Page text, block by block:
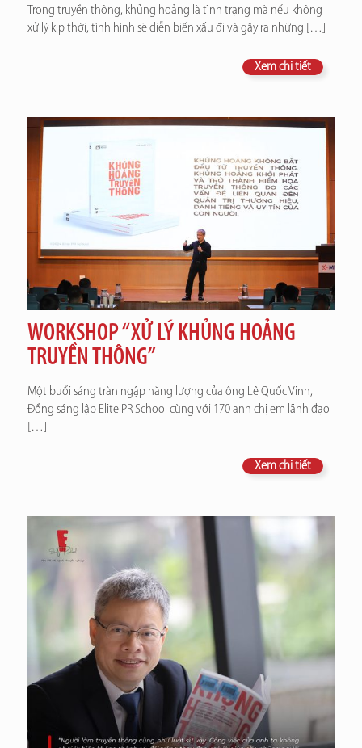
Trong truyền thông, khủng hoảng là tình trạng mà nếu không
xử lý kịp thời, tình hình sẽ diễn biến xấu đi và gây ra những […]
Xem chi tiết
WORKSHOP “XỬ LÝ KHỦNG HOẢNG
TRUYỀN THÔNG”
Một buổi sáng tràn ngập năng lượng của ông Lê Quốc Vinh,
Đồng sáng lập Elite PR School cùng với 170 anh chị em lãnh đạo
[…]
Xem chi tiết